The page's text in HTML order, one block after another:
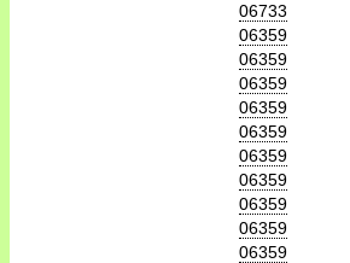
06733
06359
06359
06359
06359
06359
06359
06359
06359
06359
06359